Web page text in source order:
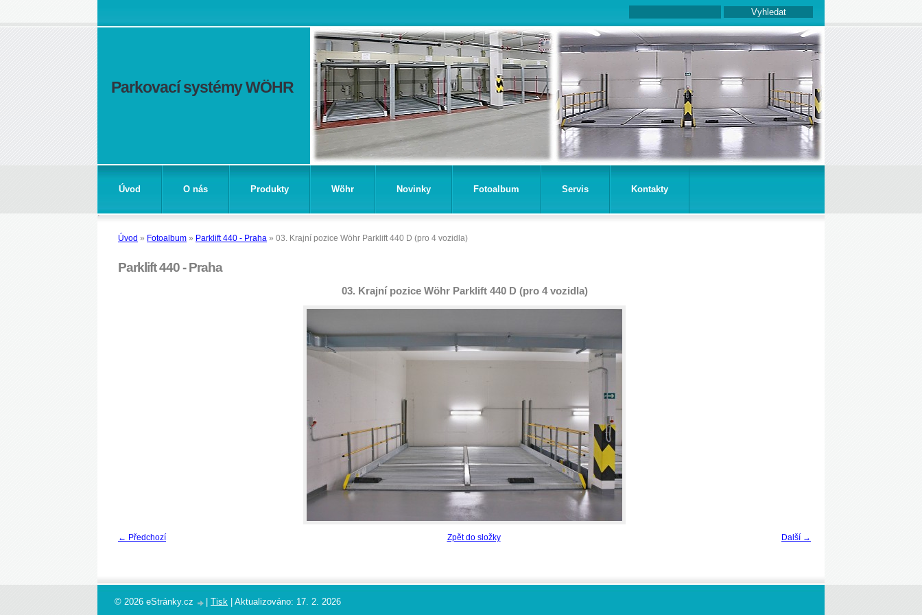
Parkovací systémy WÖHR
Úvod O nás Produkty Wöhr Novinky Fotoalbum Servis Kontakty
Úvod » Fotoalbum » Parklift 440 - Praha » 03. Krajní pozice Wöhr Parklift 440 D (pro 4 vozidla)
Parklift 440 - Praha
03. Krajní pozice Wöhr Parklift 440 D (pro 4 vozidla)
← Předchozí Další →
Zpět do složky
© 2026 eStránky.cz Tisk Aktualizováno: 17. 2. 2026